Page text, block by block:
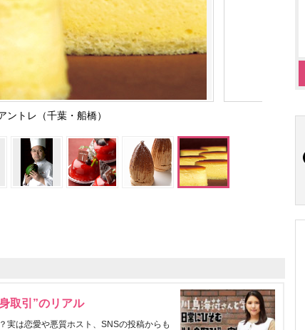
ントレ（千葉・船橋）
取引”のリアル
実は恋愛や悪質ホスト、SNSの投稿からも